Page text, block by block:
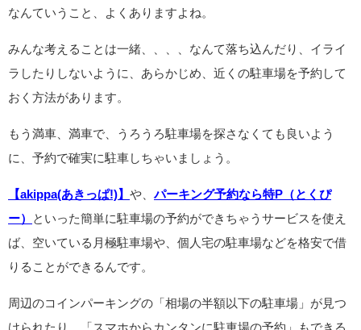
なんていうこと、よくありますよね。
みんな考えることは一緒、、、、なんて落ち込んだり、イライ
ラしたりしないように、あらかじめ、近くの駐車場を予約して
おく方法があります。
もう満車、満車で、うろうろ駐車場を探さなくても良いよう
に、予約で確実に駐車しちゃいましょう。
【akippa(あきっぱ!)】 や、パーキング予約なら特P（とくぴ
ー）
といった簡単に駐車場の予約ができちゃうサービスを使え
ば、空いている月極駐車場や、個人宅の駐車場などを格安で借
りることができるんです。
周辺のコインパーキングの「相場の半額以下の駐車場」が見つ
けられたり、「スマホからカンタンに駐車場の予約」もできる